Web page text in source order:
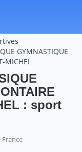
GYMNASTIQUE
MICHEL
: sport